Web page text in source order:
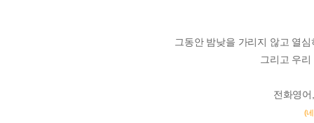
그동안 밤낮을 가리지 않고 열
그리고 우
전화영
(